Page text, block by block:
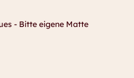
- Bitte eigene Matte